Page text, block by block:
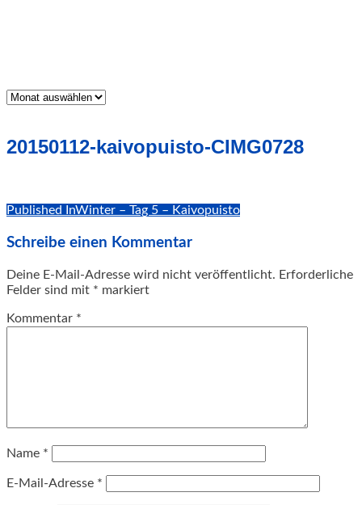
Was
20150112-kaivopuisto-CIMG0728
Post
navigation
Published InWinter – Tag 5 – Kaivopuisto
Schreibe einen Kommentar
Deine E-Mail-Adresse wird nicht veröffentlicht. Erforderliche
Felder sind mit * markiert
Kommentar *
Name *
E-Mail-Adresse *